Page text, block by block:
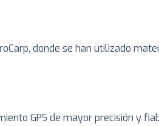
donde se han utilizado
GPS de mayor precisión y